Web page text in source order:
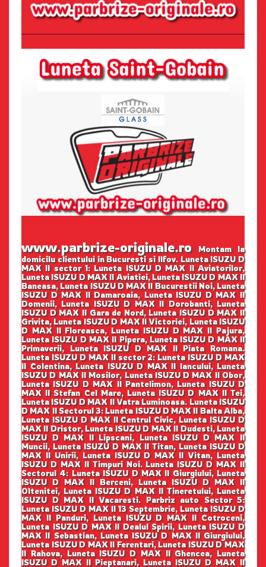
www.parbrize-originale.roMontam la
domicilu clientului in Bucuresti si Ilfov. Luneta ISUZU D
MAX II sector 1: Luneta ISUZU D MAX II Aviatorilor,
Luneta ISUZU D MAX II Aviatiei, Luneta ISUZU D MAX II
Baneasa, Luneta ISUZU D MAX II Bucurestii Noi, Luneta
ISUZU D MAX II Damaroaia, Luneta ISUZU D MAX II
Domenii, Luneta ISUZU D MAX II Dorobanti, Luneta
ISUZU D MAX II Gara de Nord, Luneta ISUZU D MAX II
Grivita, Luneta ISUZU D MAX II Victoriei, Luneta ISUZU
D MAX II Floreasca, Luneta ISUZU D MAX II Pajura,
Luneta ISUZU D MAX II Pipera, Luneta ISUZU D MAX II
Primaverii, Luneta ISUZU D MAX II Piata Romana.
Luneta ISUZU D MAX II sector 2: Luneta ISUZU D MAX
II Colentina, Luneta ISUZU D MAX II Iancului, Luneta
ISUZU D MAX II Mosilor, Luneta ISUZU D MAX II Obor,
Luneta ISUZU D MAX II Pantelimon, Luneta ISUZU D
MAX II Stefan Cel Mare, Luneta ISUZU D MAX II Tei,
Luneta ISUZU D MAX II Vatra Luminoasa. Luneta ISUZU
D MAX II Sectorul 3: Luneta ISUZU D MAX II Balta Alba,
Luneta ISUZU D MAX II Centrul Civic, Luneta ISUZU D
MAX II Dristor, Luneta ISUZU D MAX II Dudesti, Luneta
ISUZU D MAX II Lipscani, Luneta ISUZU D MAX II
Muncii, Luneta ISUZU D MAX II Titan, Luneta ISUZU D
MAX II Unirii, Luneta ISUZU D MAX II Vitan, Luneta
ISUZU D MAX II Timpuri Noi. Luneta ISUZU D MAX II
Sectorul 4: Luneta ISUZU D MAX II Giurgiului, Luneta
ISUZU D MAX II Berceni, Luneta ISUZU D MAX II
Oltenitei, Luneta ISUZU D MAX II Tineretului, Luneta
ISUZU D MAX II Vacaresti. Parbriz auto Sector 5:
Luneta ISUZU D MAX II 13 Septembrie, Luneta ISUZU D
MAX II Panduri, Luneta ISUZU D MAX II Cotroceni,
Luneta ISUZU D MAX II Dealul Spirii, Luneta ISUZU D
MAX II Sebastian, Luneta ISUZU D MAX II Giurgiului,
Luneta ISUZU D MAX II Ferentari, Luneta ISUZU D MAX
II Rahova, Luneta ISUZU D MAX II Ghencea, Luneta
ISUZU D MAX II Pieptanari, Luneta ISUZU D MAX II